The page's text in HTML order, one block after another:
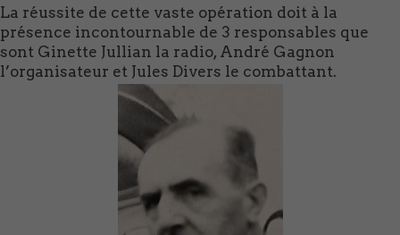
La réussite de cette vaste opération doit à la
présence incontournable de 3 responsables que
sont Ginette Jullian la radio, André Gagnon
l’organisateur et Jules Divers le combattant.